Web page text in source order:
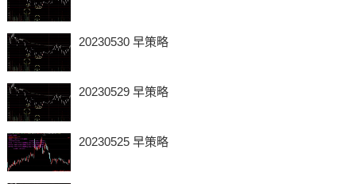
20230530 早策略
20230529 早策略
20230525 早策略